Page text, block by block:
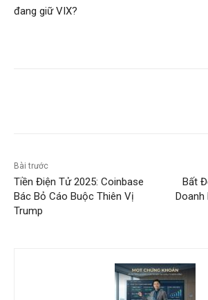
đang giữ VIX?
Bài trước
Tiền Điện Tử 2025: Coinbase
Bác Bỏ Cáo Buộc Thiên Vị
Trump
Bất
Doanh